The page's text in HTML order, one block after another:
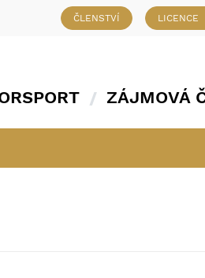
ČLENSTVÍ LICENCE
ZÁJMOVÁ